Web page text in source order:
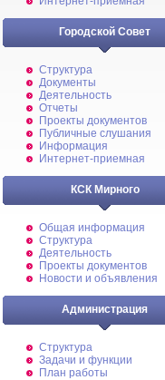
Городской Совет
Структура
Документы
Деятельность
Отчеты
Проекты документов
Публичные слушания
Информация
Интернет-приемная
КСК Мирного
Общая информация
Структура
Деятельность
Проекты документов
Новости и объявления
Администрация
Структура
Задачи и функции
План работы